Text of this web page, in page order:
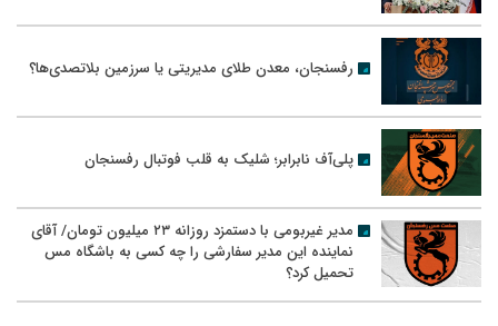
رفسنجان، معدن طلای مدیریتی یا سرزمین بلاتصدی‌ها؟
پلی‌آف نابرابر؛ شلیک به قلب فوتبال رفسنجان
مدیر غیربومی با دستمزد روزانه ۲۳ میلیون تومان/ آقای
نماینده این مدیر سفارشی را چه کسی به باشگاه مس
تحمیل کرد؟